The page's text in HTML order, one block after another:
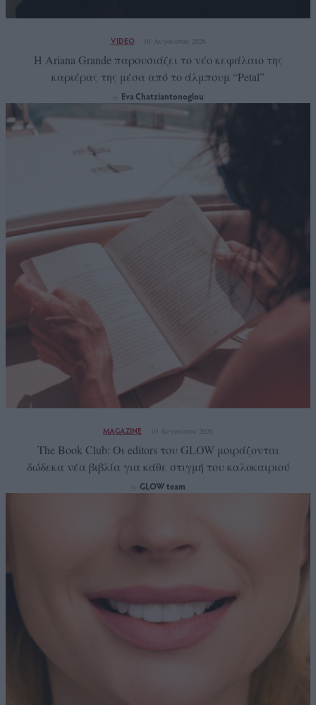
VIDEO 01 Αυγούστου 2026
Η Ariana Grande παρουσιάζει το νέο κεφάλαιο της
καριέρας της μέσα από το άλμπουμ “Petal”
Eva Chatziantonoglou
MAGAZINE 03 Αυγούστου 2026
The Book Club: Οι editors του GLOW μοιράζονται
δώδεκα νέα βιβλία για κάθε στιγμή του καλοκαιριού
GLOW team